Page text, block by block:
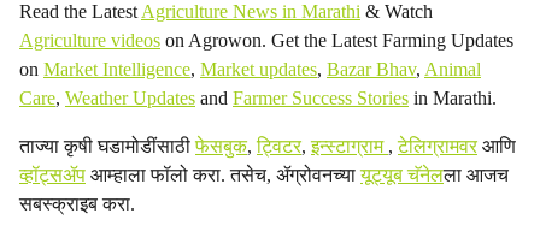
r
e
Read the Latest Agriculture News in Marathi & Watch
Agriculture videos on Agrowon. Get the Latest Farming Updates
on Market Intelligence, Market updates, Bazar Bhav, Animal
Care, Weather Updates and Farmer Success Stories in Marathi.
ताज्या कृषी घडामोडींसाठीफेसबुक,ट्विटर,इन्स्टाग्राम ,टेलिग्रामवरआणि
व्हॉट्सॲप आम्हाला फॉलो करा. तसेच, ॲग्रोवनच्यायूट्यूब चॅनेलला आजच
सबस्क्राइब करा.